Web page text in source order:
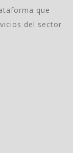
que
del sector